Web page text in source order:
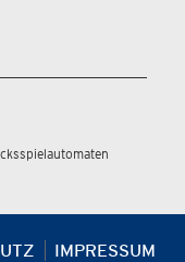
IMPRESSUM